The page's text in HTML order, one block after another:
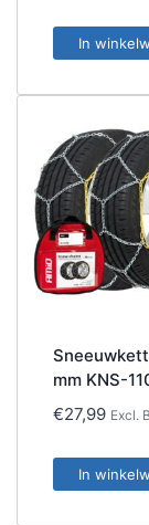
In
mm KNS-
€27,99 Excl.
In